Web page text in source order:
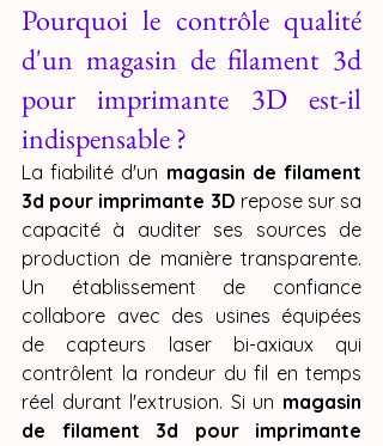
Pourquoi le contrôle qualité
d'un magasin de filament 3d
pour imprimante 3D est-il
indispensable ?
La fiabilité d'un magasin de filament
3d pour imprimante 3D repose sur sa
capacité à auditer ses sources de
production de manière transparente.
Un établissement de confiance
collabore avec des usines équipées
de capteurs laser bi-axiaux qui
contrôlent la rondeur du fil en temps
réel durant l'extrusion. Si un magasin
de filament 3d pour imprimante